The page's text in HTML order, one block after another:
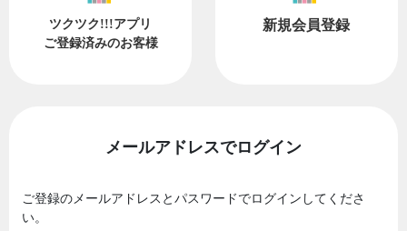
ツクツク!!!アプリ
ご登録済みのお客様
新規会員登録
メールアドレスでログイン
ご登録のメールアドレスとパスワードでログインしてくださ
い。